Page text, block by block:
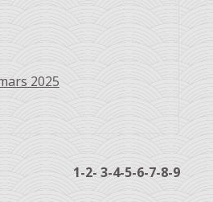
2025
1-2- 3-4-5-6-7-8-9